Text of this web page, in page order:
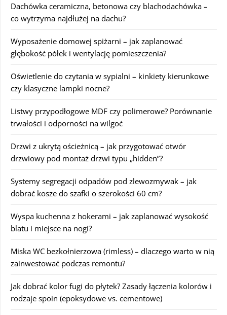
Dachówka ceramiczna, betonowa czy blachodachówka –
co wytrzyma najdłużej na dachu?
Wyposażenie domowej spiżarni – jak zaplanować
głębokość półek i wentylację pomieszczenia?
Oświetlenie do czytania w sypialni – kinkiety kierunkowe
czy klasyczne lampki nocne?
Listwy przypodłogowe MDF czy polimerowe? Porównanie
trwałości i odporności na wilgoć
Drzwi z ukrytą ościeżnicą – jak przygotować otwór
drzwiowy pod montaż drzwi typu „hidden”?
Systemy segregacji odpadów pod zlewozmywak – jak
dobrać kosze do szafki o szerokości 60 cm?
Wyspa kuchenna z hokerami – jak zaplanować wysokość
blatu i miejsce na nogi?
Miska WC bezkołnierzowa (rimless) – dlaczego warto w nią
zainwestować podczas remontu?
Jak dobrać kolor fugi do płytek? Zasady łączenia kolorów i
rodzaje spoin (epoksydowe vs. cementowe)